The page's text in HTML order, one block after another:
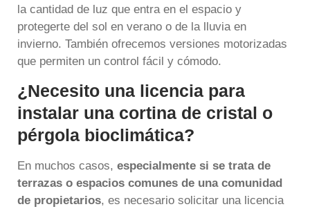
la cantidad de luz que entra en el espacio y
protegerte del sol en verano o de la lluvia en
invierno. También ofrecemos versiones motorizadas
que permiten un control fácil y cómodo.
¿Necesito una licencia para
instalar una cortina de cristal o
pérgola bioclimática?
En muchos casos, especialmente si se trata de
terrazas o espacios comunes de una comunidad
de propietarios, es necesario solicitar una licencia